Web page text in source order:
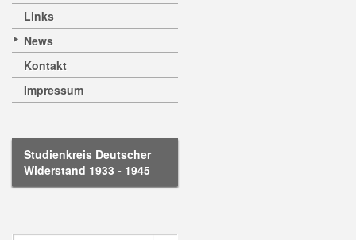
Links
News
Kontakt
Impressum
Studienkreis Deutscher
Widerstand 1933 - 1945